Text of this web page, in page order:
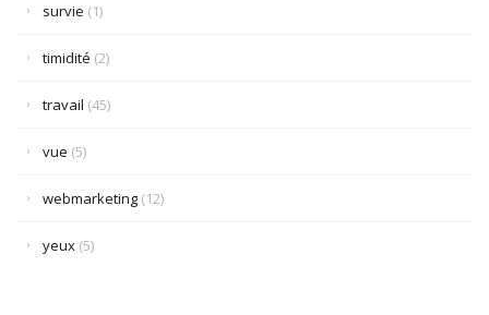
survie (1)
timidité (2)
travail (45)
vue (5)
webmarketing (12)
yeux (5)